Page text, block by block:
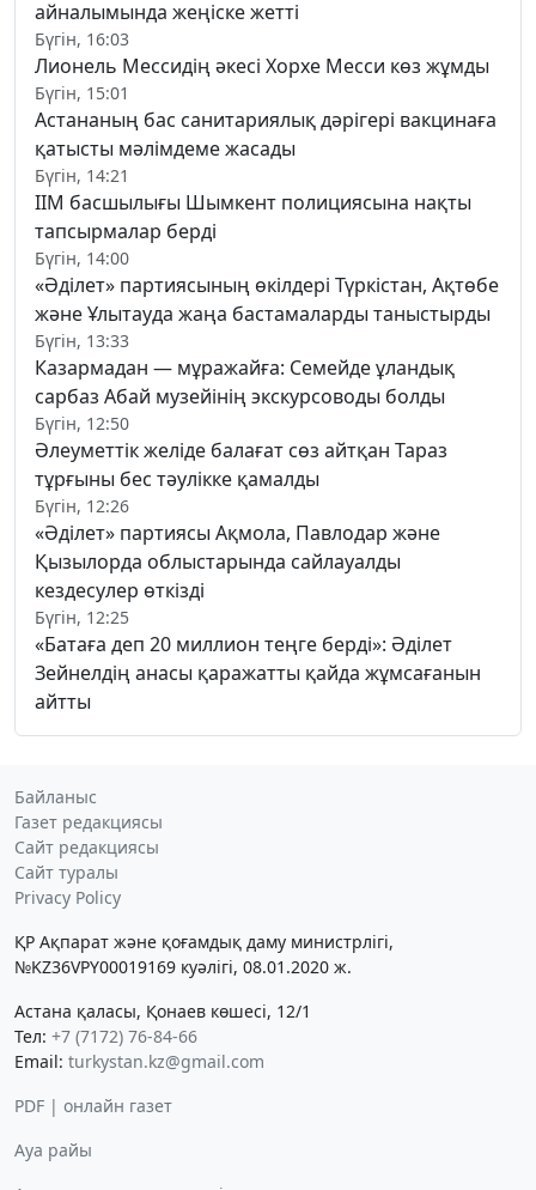
айналымында жеңіске жетті
Бүгін, 16:03
Лионель Мессидің әкесі Хорхе Месси көз жұмды
Бүгін, 15:01
Астананың бас санитариялық дәрігері вакцинаға
қатысты мәлімдеме жасады
Бүгін, 14:21
ІІМ басшылығы Шымкент полициясына нақты
тапсырмалар берді
Бүгін, 14:00
«Әділет» партиясының өкілдері Түркістан, Ақтөбе
және Ұлытауда жаңа бастамаларды таныстырды
Бүгін, 13:33
Казармадан — мұражайға: Семейде ұландық
сарбаз Абай музейінің экскурсоводы болды
Бүгін, 12:50
Әлеуметтік желіде балағат сөз айтқан Тараз
тұрғыны бес тәулікке қамалды
Бүгін, 12:26
«Әділет» партиясы Ақмола, Павлодар және
Қызылорда облыстарында сайлауалды
кездесулер өткізді
Бүгін, 12:25
«Батаға деп 20 миллион теңге берді»: Әділет
Зейнелдің анасы қаражатты қайда жұмсағанын
айтты
Байланыс
Газет редакциясы
Сайт редакциясы
Сайт туралы
Privacy Policy
ҚР Ақпарат және қоғамдық даму министрлігі,
№KZ36VPY00019169 куәлігі, 08.01.2020 ж.
Астана қаласы, Қонаев көшесі, 12/1
Тел: +7 (7172) 76-84-66
Email: turkystan.kz@gmail.com
PDF | онлайн газет
Ауа райы